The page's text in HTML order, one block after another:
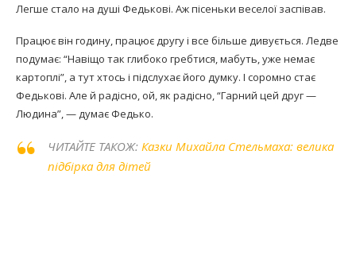
Легше стало на душі Федькові. Аж пісеньки веселої заспівав.
Працює він годину, працює другу і все більше дивується. Ледве
подумає: “Навіщо так глибоко гребтися, мабуть, уже немає
картоплі”, а тут хтось і підслухає його думку. І соромно стає
Федькові. Але й радісно, ой, як радісно, “Гарний цей друг —
Людина”, — думає Федько.
ЧИТАЙТЕ ТАКОЖ: Казки Михайла Стельмаха: велика
підбірка для дітей